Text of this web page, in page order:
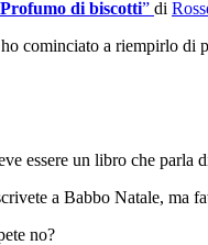
Profumo di biscotti” di
cominciato a riempirlo di
essere un libro che parla
a Babbo Natale, ma
no?